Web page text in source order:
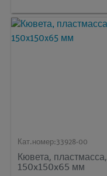
Кат.номер:33928-00
Кювета, пластмасса,
150x150x65 мм